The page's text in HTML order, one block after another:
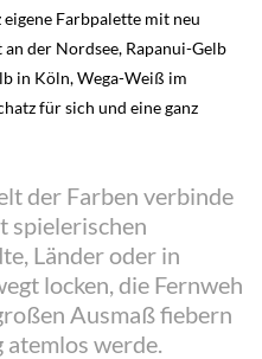
eigene Farbpalette mit neu
der Nordsee, Rapanui-Gelb
in Köln, Wega-Weiß im
für sich und eine ganz
der Farben verbinde
spielerischen
Länder oder in
locken, die Fernweh
Ausmaß fiebern
atemlos werde.